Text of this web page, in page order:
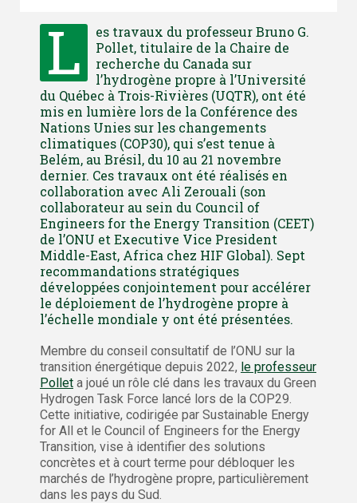
L
es travaux du professeur Bruno G.
Pollet, titulaire de la Chaire de
recherche du Canada sur
l’hydrogène propre à l’Université
du Québec à Trois-Rivières (UQTR), ont été
mis en lumière lors de la Conférence des
Nations Unies sur les changements
climatiques (COP30), qui s’est tenue à
Belém, au Brésil, du 10 au 21 novembre
dernier. Ces travaux ont été réalisés en
collaboration avec Ali Zerouali (son
collaborateur au sein du Council of
Engineers for the Energy Transition (CEET)
de l’ONU et Executive Vice President
Middle-East, Africa chez HIF Global). Sept
recommandations stratégiques
développées conjointement pour accélérer
le déploiement de l’hydrogène propre à
l’échelle mondiale y ont été présentées.
Membre du conseil consultatif de l’ONU sur la
transition énergétique depuis 2022, le professeur
Pollet a joué un rôle clé dans les travaux du Green
Hydrogen Task Force lancé lors de la COP29.
Cette initiative, codirigée par Sustainable Energy
for All et le Council of Engineers for the Energy
Transition, vise à identifier des solutions
concrètes et à court terme pour débloquer les
marchés de l’hydrogène propre, particulièrement
dans les pays du Sud.